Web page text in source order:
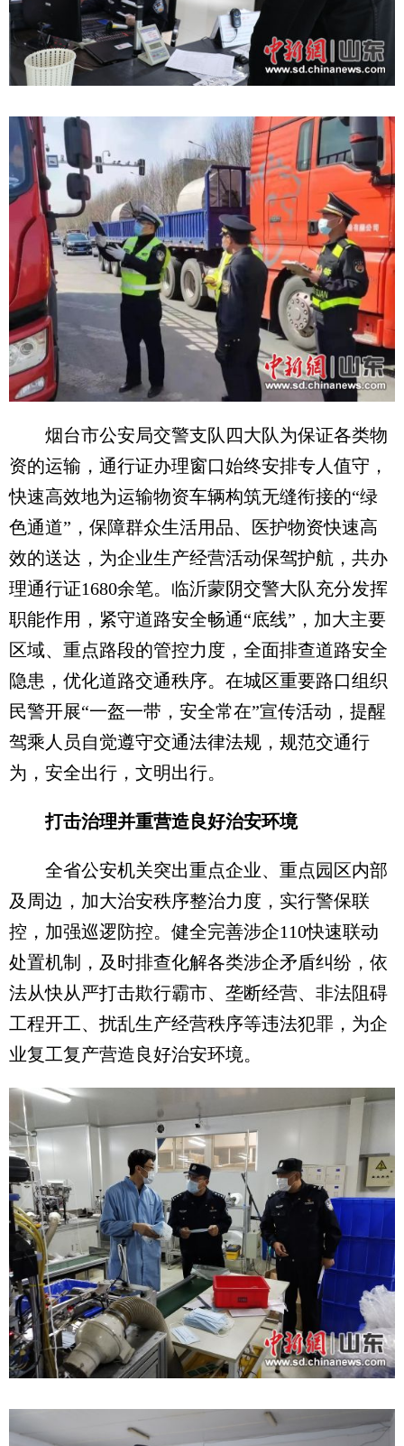
烟台市公安局交警支队四大队为保证各类物
资的运输，通行证办理窗口始终安排专人值守，
快速高效地为运输物资车辆构筑无缝衔接的“绿
色通道”，保障群众生活用品、医护物资快速高
效的送达，为企业生产经营活动保驾护航，共办
理通行证1680余笔。临沂蒙阴交警大队充分发挥
职能作用，紧守道路安全畅通“底线”，加大主要
区域、重点路段的管控力度，全面排查道路安全
隐患，优化道路交通秩序。在城区重要路口组织
民警开展“一盔一带，安全常在”宣传活动，提醒
驾乘人员自觉遵守交通法律法规，规范交通行
为，安全出行，文明出行。
打击治理并重营造良好治安环境
全省公安机关突出重点企业、重点园区内部
及周边，加大治安秩序整治力度，实行警保联
控，加强巡逻防控。健全完善涉企110快速联动
处置机制，及时排查化解各类涉企矛盾纠纷，依
法从快从严打击欺行霸市、垄断经营、非法阻碍
工程开工、扰乱生产经营秩序等违法犯罪，为企
业复工复产营造良好治安环境。